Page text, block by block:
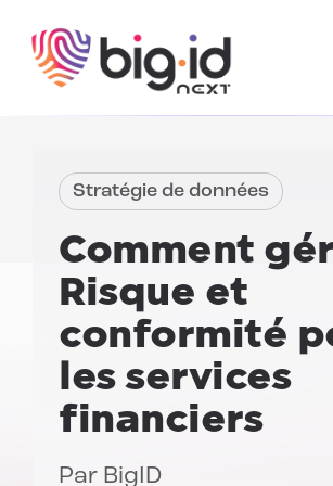
Stratégie de données
Comment
Risque et
conformité
les services
financiers
Par BigID